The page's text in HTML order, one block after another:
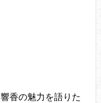
香の魅力を語りた